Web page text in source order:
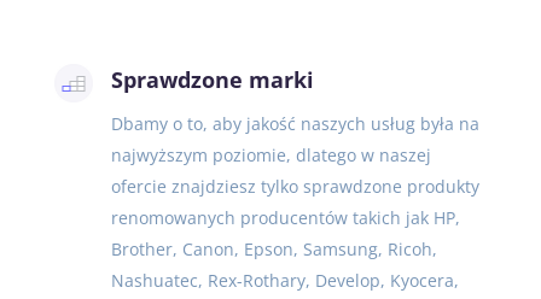
Sprawdzone marki
Dbamy o to, aby jakość naszych usług była na
najwyższym poziomie, dlatego w naszej
ofercie znajdziesz tylko sprawdzone produkty
renomowanych producentów takich jak HP,
Brother, Canon, Epson, Samsung, Ricoh,
Nashuatec, Rex-Rothary, Develop, Kyocera,